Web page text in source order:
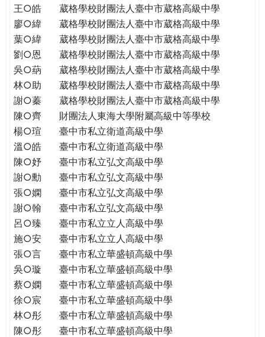
王○皓
葳格學校財團法人臺中市葳格高級中學
廖○緯
葳格學校財團法人臺中市葳格高級中學
葉○緯
葳格學校財團法人臺中市葳格高級中學
劉○恩
葳格學校財團法人臺中市葳格高級中學
吳○蒳
葳格學校財團法人臺中市葳格高級中學
林○助
葳格學校財團法人臺中市葳格高級中學
謝○蓁
葳格學校財團法人臺中市葳格高級中學
陳○齊
財團法人東海大學附屬高級中等學校
楊○瑄
臺中市私立衛道高級中學
溫○皓
臺中市私立衛道高級中學
陳○妤
臺中市私立弘文高級中學
謝○勳
臺中市私立弘文高級中學
張○嫻
臺中市私立弘文高級中學
謝○翰
臺中市私立弘文高級中學
呂○臻
臺中市私立立人高級中學
施○安
臺中市私立立人高級中學
張○言
臺中市私立華盛頓高級中學
吳○璇
臺中市私立華盛頓高級中學
蔡○嫻
臺中市私立華盛頓高級中學
徐○宸
臺中市私立華盛頓高級中學
林○彤
臺中市私立華盛頓高級中學
陳○彤
臺中市私立華盛頓高級中學